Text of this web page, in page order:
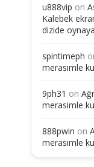
u888vip on
Kalebek
dizide
spintimeph
merasimle
9ph31 on
merasimle
888pwin on
merasimle